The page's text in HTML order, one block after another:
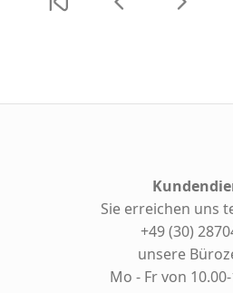
Sie erreichen uns
+49 (30)
unsere
Mo - Fr von